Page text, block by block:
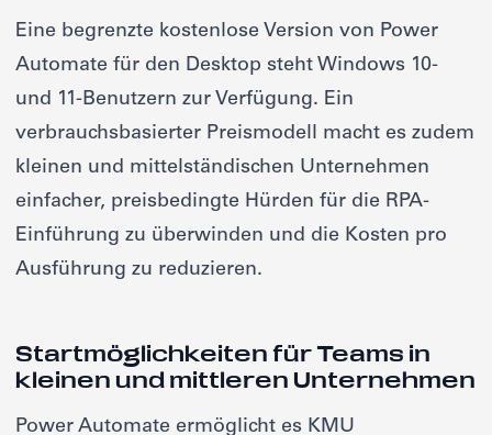
Eine begrenzte kostenlose Version von Power
Automate für den Desktop steht Windows 10-
und 11-Benutzern zur Verfügung. Ein
verbrauchsbasierter Preismodell macht es zudem
kleinen und mittelständischen Unternehmen
einfacher, preisbedingte Hürden für die RPA-
Einführung zu überwinden und die Kosten pro
Ausführung zu reduzieren.
Startmöglichkeiten für Teams in
kleinen und mittleren Unternehmen
Power Automate ermöglicht es KMU